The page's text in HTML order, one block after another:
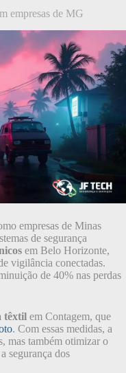
empresas de MG
empresas de Minas
de segurança
em Belo Horizonte,
vigilância conectadas.
de 40% nas perdas
têxtil em Contagem, que
. Com essas medidas, a
mas também otimizar o
segurança dos